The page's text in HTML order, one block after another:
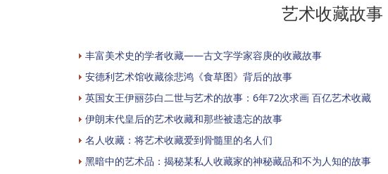
艺术收藏故事
丰富美术史的学者收藏——古文字学家容庚的收藏故事
安德利艺术馆收藏徐悲鸿《食草图》背后的故事
英国女王伊丽莎白二世与艺术的故事：6年72次求画 百亿艺术收藏
伊朗末代皇后的艺术收藏和那些被遗忘的故事
名人收藏：将艺术收藏爱到骨髓里的名人们
黑暗中的艺术品：揭秘某私人收藏家的神秘藏品和不为人知的故事